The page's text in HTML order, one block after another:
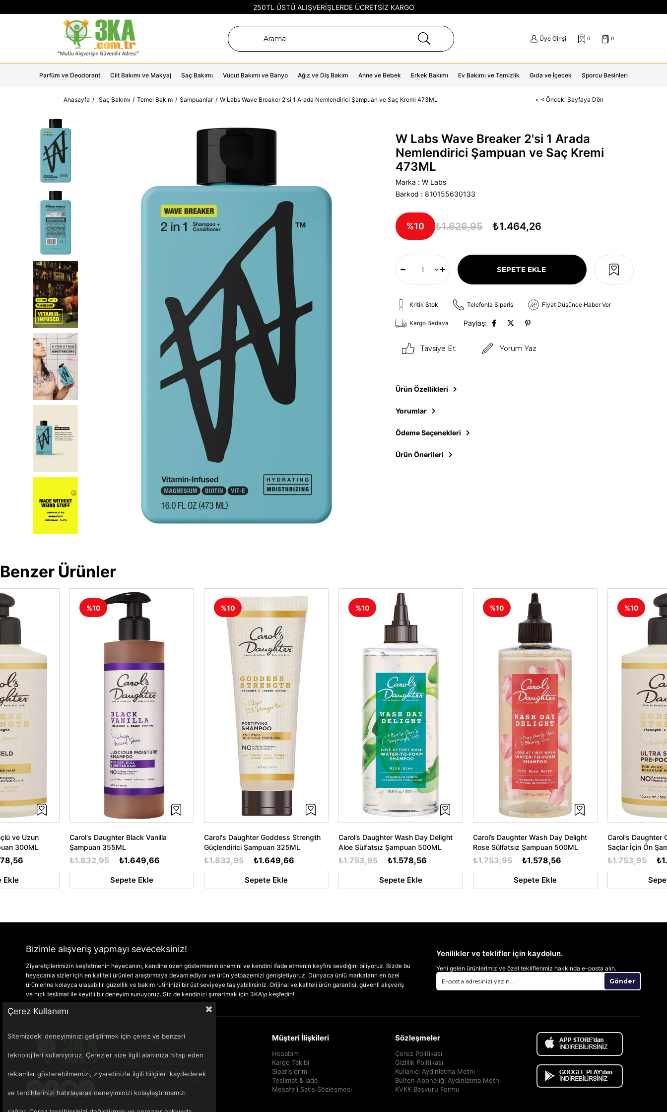
250TL ÜSTÜ ALIŞVERİŞLERDE ÜCRETSİZ KARGO
Üye Girişi 0 0
Parfüm ve Deodorant Cilt Bakımı ve Makyaj Saç Bakımı Vücut Bakımı ve Banyo Ağız ve Diş Bakım Anne ve Bebek Erkek Bakımı Ev Bakımı ve Temizlik Gıda ve İçecek Sporcu Besinleri
Anasayfa Saç Bakımı Temel Bakım Şampuanlar W Labs Wave Breaker 2'si 1 Arada Nemlendirici Şampuan ve Saç Kremi 473ML < < Önceki Sayfaya Dön
W Labs Wave Breaker 2'si 1 Arada
Nemlendirici Şampuan ve Saç Kremi
473ML
Marka : W Labs
Barkod : 810155630133
10 ₺1.626,95 ₺1.464,26
Kritik Stok Telefonla Sipariş Fiyat Düşünce Haber Ver
Kargo Bedava Paylaş:
Tavsiye Et Yorum Yaz
Ürün Özellikleri
Yorumlar
Ödeme Seçenekleri
Ürün Önerileri
Benzer Ürünler
ve Uzun
300ML
Ekle
Carol's Daughter Black Vanilla
Şampuan 355ML
₺1.649,66
₺1.832,95
Sepete Ekle
%10
Carol's Daughter Goddess Strength
Güçlendirici Şampuan 325ML
₺1.649,66
₺1.832,95
Sepete Ekle
%10
Carol’s Daughter Wash Day Delight
Aloe Sülfatsız Şampuan 500ML
₺1.578,56
₺1.753,95
Sepete Ekle
%10
Carol’s Daughter Wash Day Delight
Rose Sülfatsız Şampuan 500ML
₺1.578,56
₺1.753,95
Sepete Ekle
%10
Carol's Daughter
Saçlar İçin Ön
₺1.753,95
%10
Bizimle alışveriş yapmayı seveceksiniz!
Ziyaretçilerimizin keşfetmenin heyecanını, kendine özen göstermenin önemini ve kendini ifade etmenin keyfini sevdiğini biliyoruz. Bizde bu
heyecanla sizler için en kaliteli ürünleri araştırmaya devam ediyor ve ürün yelpazemizi genişletiyoruz. Dünyaca ünlü markaların en özel
ürünlerine kolayca ulaşabilir, güzellik ve bakım rutininizi bir üst seviyeye taşıyabilirsiniz. Orijinal ve kaliteli ürün garantisi, güvenli alışveriş
ve hızlı teslimat ile keyifli bir deneyim sunuyoruz. Siz de kendinizi şımartmak için 3KA’yı keşfedin!
Yenilikler ve teklifler için kaydolun.
Yeni gelen ürünlerimiz ve özel tekliflerimiz hakkında e-posta alın.
Gönder
Kurumsal
Anasayfa
Sık Sorulan Sorular
Ödeme Güvenliği
Bize Ulaşın
Müşteri İlişkileri
Hesabım
Kargo Takibi
Siparişlerim
Teslimat & İade
Mesafeli Satış Sözleşmesi
Sözleşmeler
Çerez Politikası
Gizlilik Politikası
Kullanıcı Aydınlatma Metni
Bülten Aboneliği Aydınlatma Metni
KVKK Başvuru Formu
Çerez Kullanımı
Sitemizdeki deneyiminizi geliştirmek için çerez ve benzeri
teknolojileri kullanıyoruz. Çerezler size ilgili alanınıza hitap eden
reklamlar gösterebilmemizi, ziyaretinizle ilgili bilgileri kaydederek
ve tercihlerinizi hatırlayarak deneyiminizi kolaylaştırmamızı